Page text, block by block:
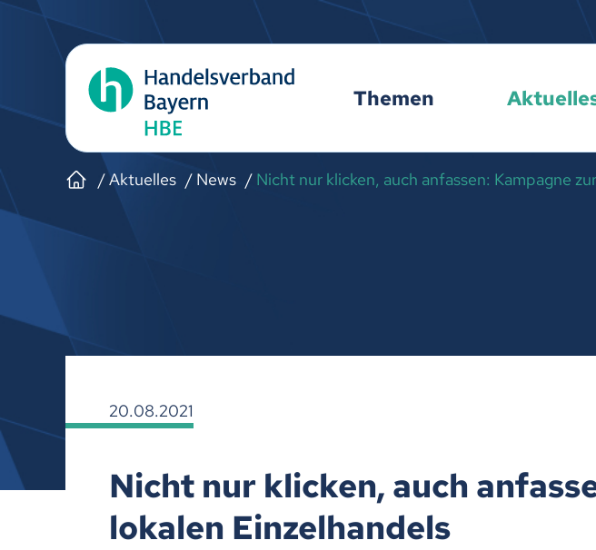
Themen
Aktuelles News Nicht nur klicken, auch anfassen: Kampagne
20.08.2021
Nicht nur klicken, auch
lokalen Einzelhandels